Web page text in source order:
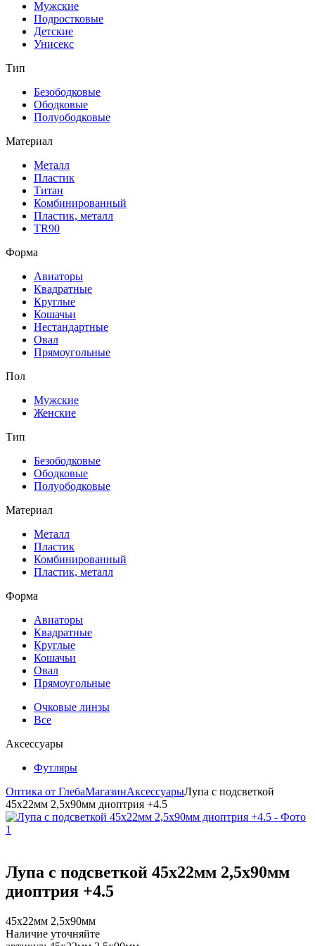
Мужские
Подростковые
Детские
Унисекс
Тип
Безободковые
Ободковые
Полуободковые
Материал
Металл
Пластик
Титан
Комбинированный
Пластик, металл
TR90
Форма
Авиаторы
Квадратные
Круглые
Кошачьи
Нестандартные
Овал
Прямоугольные
Пол
Мужские
Женские
Тип
Безободковые
Ободковые
Полуободковые
Материал
Металл
Пластик
Комбинированный
Пластик, металл
Форма
Авиаторы
Квадратные
Круглые
Кошачьи
Овал
Прямоугольные
Очковые линзы
Все
Аксессуары
Футляры
Оптика от ГлебаМагазинАксессуарыЛупа с подсветкой
45х22мм 2,5х90мм диоптрия +4.5
Лупа с подсветкой 45х22мм 2,5х90мм
диоптрия +4.5
45х22мм 2,5х90мм
Наличие уточняйте